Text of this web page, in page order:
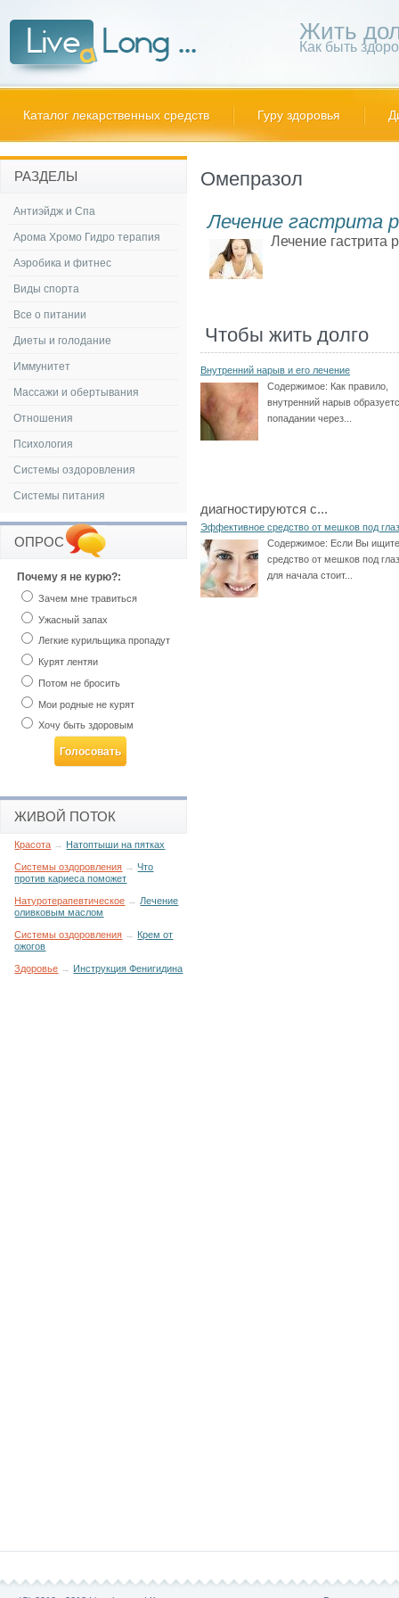
Жить
Как быть
Каталог лекарственных средств Гуру здоровья
Омепразол
Лечение гастрита
Лечение гастрита
Чтобы жить долго
Внутренний нарыв и его лечение
Содержимое: Как правило,
внутренний нарыв
попадании через...
диагностируются с...
Эффективное средство от мешков под
Содержимое: Если Вы ищите
средство от мешков под
для начала стоит...
РАЗДЕЛЫ
Антиэйдж и Спа
Арома Хромо Гидро терапия
Аэробика и фитнес
Виды спорта
Все о питании
Диеты и голодание
Иммунитет
Массажи и обертывания
Отношения
Психология
Системы оздоровления
Системы питания
ОПРОС
Почему я не курю?:
Зачем мне травиться
Ужасный запах
Легкие курильщика пропадут
Курят лентяи
Потом не бросить
Мои родные не курят
Хочу быть здоровым
ЖИВОЙ ПОТОК
Красота → Натоптыши на пятках
Системы оздоровления →Что
против кариеса поможет
Натуротерапевтическое → Лечение
оливковым маслом
Системы оздоровления → Крем от
ожогов
Здоровье → Инструкция Фенигидина